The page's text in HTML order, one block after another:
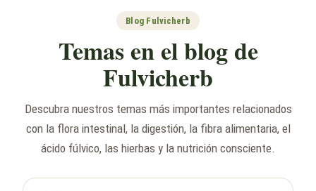
Blog Fulvicherb
Temas en el blog de
Fulvicherb
Descubra nuestros temas más importantes relacionados
con la flora intestinal, la digestión, la fibra alimentaria, el
ácido fúlvico, las hierbas y la nutrición consciente.